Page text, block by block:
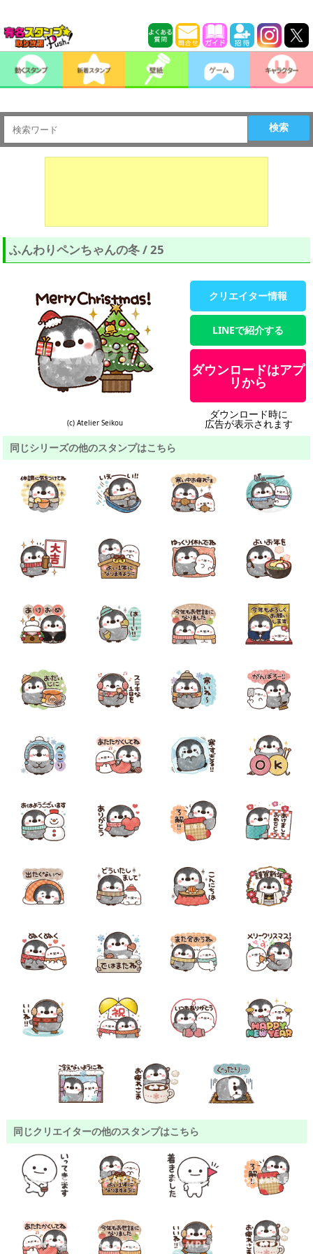
検索
ふんわりペンちゃんの冬 / 25
(c) Atelier Seikou
クリエイター情報
LINEで紹介する
ダウンロードはアプ
リから
ダウンロード時に
広告が表示されます
同じシリーズの他のスタンプはこちら
同じクリエイターの他のスタンプはこちら